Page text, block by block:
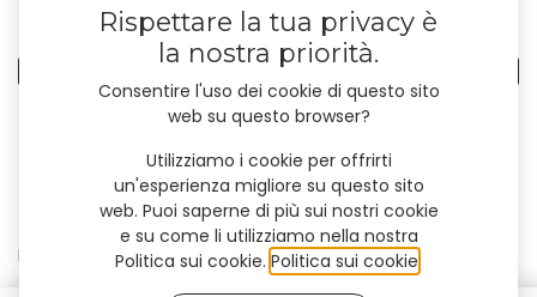
Referenze per nazione
Nessun risultato trovato
Rispettare la tua privacy è
la nostra priorità.
Consentire l'uso dei cookie di questo sito
web su questo browser?
Utilizziamo i cookie per offrirti
un'esperienza migliore su questo sito
web. Puoi saperne di più sui nostri cookie
e su come li utilizziamo nella nostra
Politica sui cookie. Politica sui cookie